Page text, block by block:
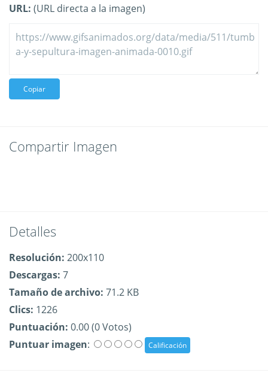
URL: (URL directa a la imagen)
Copiar
Compartir Imagen
Detalles
Resolución: 200x110
Descargas: 7
Tamaño de archivo: 71.2 KB
Clics: 1226
Puntuación: 0.00 (0 Votos)
Puntuar imagen: